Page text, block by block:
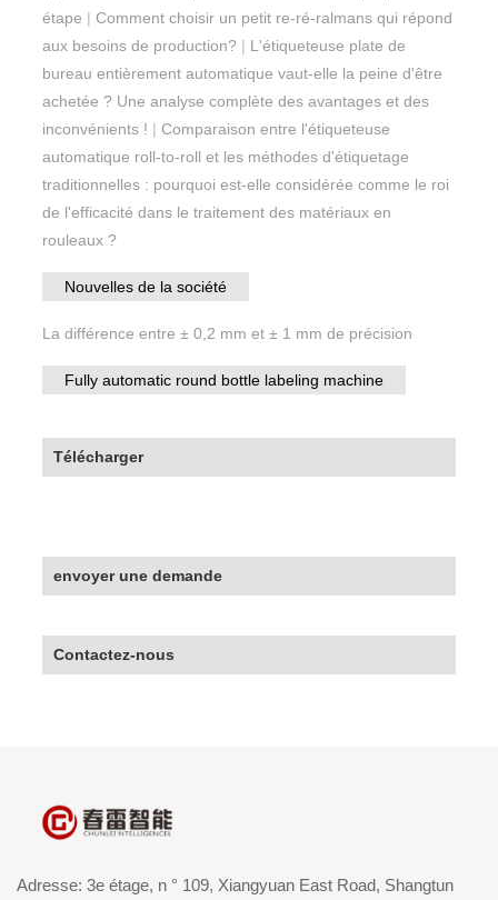
étape |Comment choisir un petit re-ré-ralmans qui répond
aux besoins de production? | L'étiqueteuse plate de
bureau entièrement automatique vaut-elle la peine d'être
achetée ? Une analyse complète des avantages et des
inconvénients ! |Comparaison entre l'étiqueteuse
automatique roll-to-roll et les méthodes d'étiquetage
traditionnelles : pourquoi est-elle considérée comme le roi
de l'efficacité dans le traitement des matériaux en
rouleaux ?
Nouvelles de la société
La différence entre ± 0,2 mm et ± 1 mm de précision
Fully automatic round bottle labeling machine
Télécharger
envoyer une demande
Contactez-nous
Adresse: 3e étage, n ° 109, Xiangyuan East Road, Shangtun